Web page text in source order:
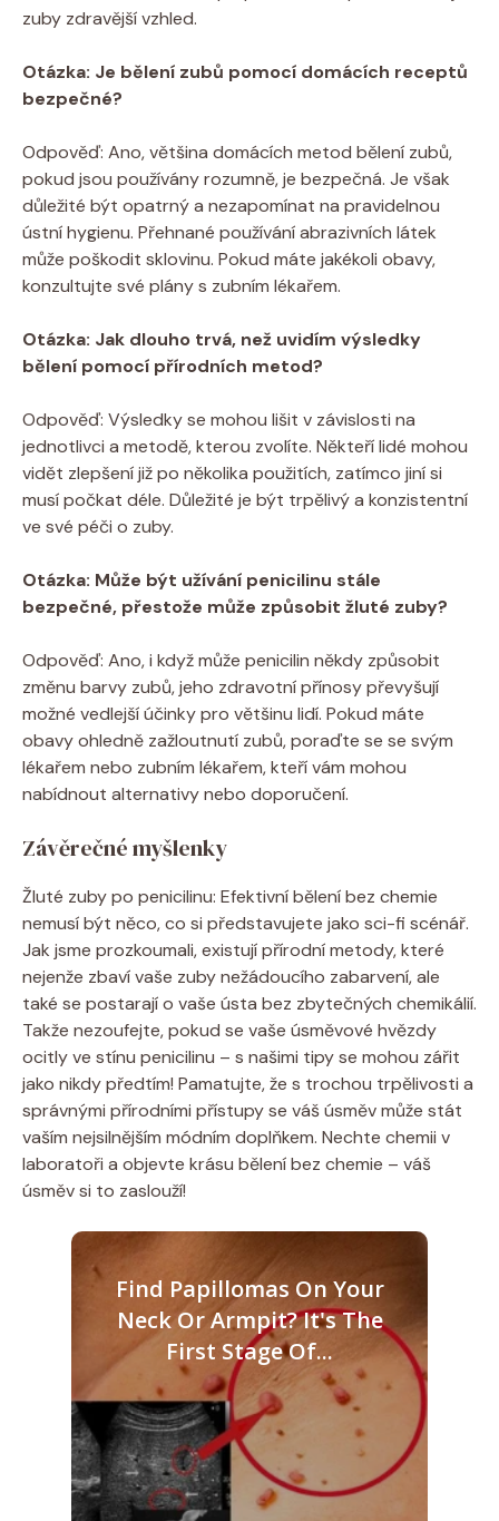
zuby zdravější vzhled.
Otázka: Je bělení zubů pomocí domácích receptů
bezpečné?
Odpověď: Ano, většina domácích metod bělení zubů,
pokud jsou používány rozumně, je bezpečná. Je však
důležité být opatrný a nezapomínat na pravidelnou
ústní hygienu. Přehnané používání abrazivních látek
může poškodit sklovinu. Pokud máte jakékoli obavy,
konzultujte své plány s zubním lékařem.
Otázka: Jak dlouho trvá, než uvidím výsledky
bělení pomocí přírodních metod?
Odpověď: Výsledky se mohou lišit v závislosti na
jednotlivci a metodě, kterou zvolíte. Někteří lidé mohou
vidět zlepšení již po několika použitích, zatímco jiní si
musí počkat déle. Důležité je být trpělivý a konzistentní
ve své péči o zuby.
Otázka: Může být užívání penicilinu stále
bezpečné, přestože může způsobit žluté zuby?
Odpověď: Ano, i když může penicilin někdy způsobit
změnu barvy zubů, jeho zdravotní přínosy převyšují
možné vedlejší účinky pro většinu lidí. Pokud máte
obavy ohledně zažloutnutí zubů, poraďte se se svým
lékařem nebo zubním lékařem, kteří vám mohou
nabídnout alternativy nebo doporučení.
Závěrečné myšlenky
Žluté zuby po penicilinu: Efektivní bělení bez chemie
nemusí být něco, co si představujete jako sci-fi scénář.
Jak jsme prozkoumali, existují přírodní metody, které
nejenže zbaví vaše zuby nežádoucího zabarvení, ale
také se postarají o vaše ústa bez zbytečných chemikálií.
Takže nezoufejte, pokud se vaše úsměvové hvězdy
ocitly ve stínu penicilinu – s našimi tipy se mohou zářit
jako nikdy předtím! Pamatujte, že s trochou trpělivosti a
správnými přírodními přístupy se váš úsměv může stát
vaším nejsilnějším módním doplňkem. Nechte chemii v
laboratoři a objevte krásu bělení bez chemie – váš
úsměv si to zaslouží!
Find Papillomas On Your
Neck Or Armpit? It's The
First Stage Of...